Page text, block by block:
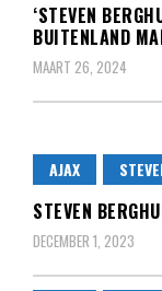
‘STEVEN
BUITENLAND
MAART 26, 2024
AJAX
STEVEN
DECEMBER 1, 2023